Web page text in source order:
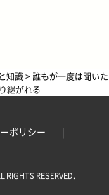
知識>誰もが一度は聞いた
継がれる
ポリシー
RESERVED.